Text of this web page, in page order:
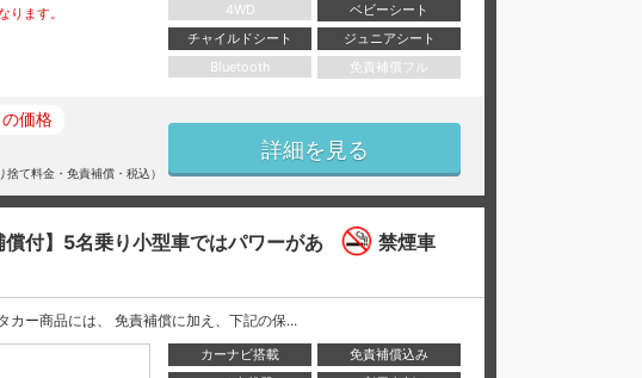
ります。
4WD
ベビーシート
チャイルドシート
ジュニアシート
Bluetooth
免責補償フル
価格
捨て料金・免責補償・税込）
詳細を見る
付】5名乗り小型車ではパワーがあ
禁煙車
カー商品には、 免責補償に加え、下記の保...
カーナビ搭載
免責補償込み